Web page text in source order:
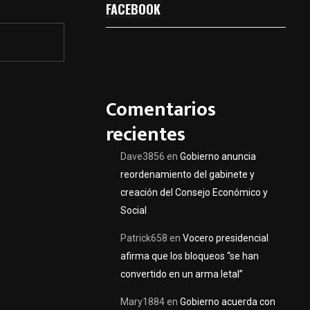
FACEBOOK
Comentarios
recientes
Dave3856 en Gobierno anuncia
reordenamiento del gabinete y
creación del Consejo Económico y
Social
Patrick658 en Vocero presidencial
afirma que los bloqueos “se han
convertido en un arma letal”
Mary1884en Gobierno acuerda con